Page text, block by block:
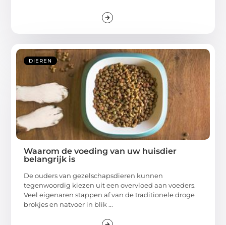
DIEREN
Waarom de voeding van uw huisdier
belangrijk is
De ouders van gezelschapsdieren kunnen
tegenwoordig kiezen uit een overvloed aan voeders.
Veel eigenaren stappen af van de traditionele droge
brokjes en natvoer in blik ...